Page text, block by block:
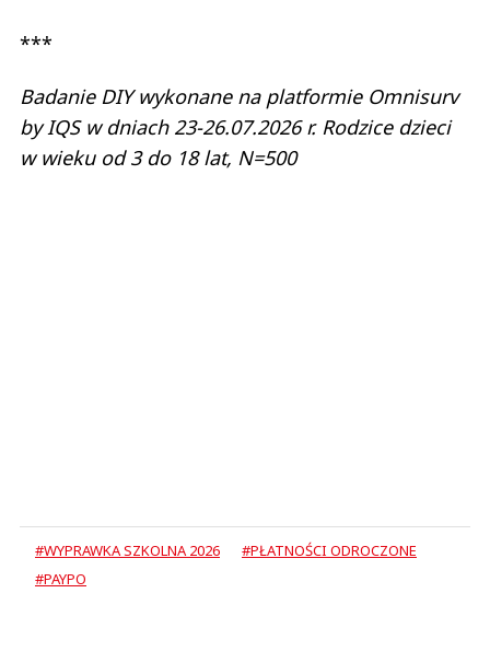
***
Badanie DIY wykonane na platformie Omnisurv
by IQS w dniach 23-26.07.2026 r. Rodzice dzieci
w wieku od 3 do 18 lat, N=500
#WYPRAWKA SZKOLNA 2026
#PŁATNOŚCI ODROCZONE
#PAYPO